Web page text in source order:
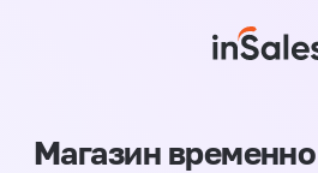
Магазин